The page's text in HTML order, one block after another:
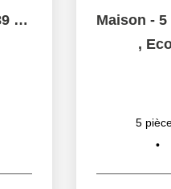
Maison - 8 pièce(s) - 189 m2
,
5